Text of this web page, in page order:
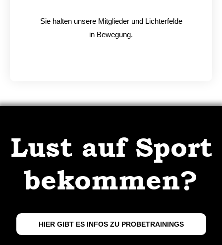
Sie halten unsere Mitglieder und Lichterfelde
in Bewegung.
Lust auf Sport
bekommen?
HIER GIBT ES INFOS ZU PROBETRAININGS